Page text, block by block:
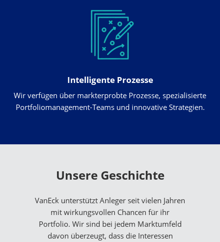
Intelligente Prozesse
Wir verfügen über markterprobte Prozesse, spezialisierte
Portfoliomanagement-Teams und innovative Strategien.
Unsere Geschichte
VanEck unterstützt Anleger seit vielen Jahren
mit wirkungsvollen Chancen für ihr
Portfolio. Wir sind bei jedem Marktumfeld
davon überzeugt, dass die Interessen